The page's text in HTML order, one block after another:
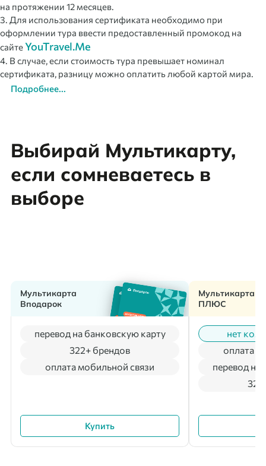
на протяжении 12 месяцев.
3. Для использования сертификата необходимо при
оформлении тура ввести предоставленный промокод на
сайтеYouTravel.Me
4. В случае, если стоимость тура превышает номинал
сертификата, разницу можно оплатить любой картой мира.
Подробнее...
Выбирай Мультикарту,
если сомневаетесь в
выборе
Мультикарта
Вподарок
оплата мобильной связи
перевод на банковскую карту
322+ брендов
Купить
Мультикарта
ПЛЮС
нет
оплата
перевод на